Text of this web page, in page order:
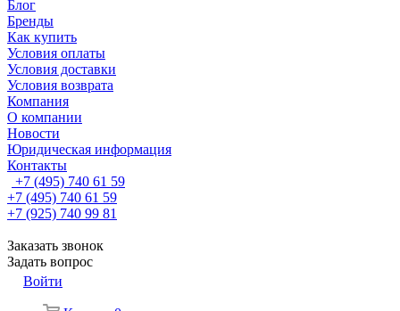
Блог
Бренды
Как купить
Условия оплаты
Условия доставки
Условия возврата
Компания
О компании
Новости
Юридическая информация
Контакты
+7 (495) 740 61 59
+7 (495) 740 61 59
+7 (925) 740 99 81
Заказать звонок
Задать вопрос
Войти